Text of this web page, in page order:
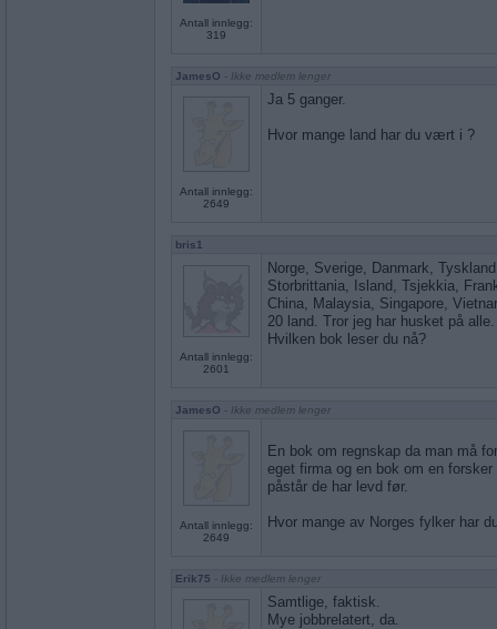
Antall innlegg:
319
JamesO - Ikke medlem lenger
Antall innlegg:
2649
Ja 5 ganger.
Hvor mange land har du vært i ?
bris1
Antall innlegg:
2601
Norge, Sverige, Danmark,
Storbrittania, Island, Tsjekkia,
China, Malaysia, Singapore,
20 land. Tror jeg har husket på alle.
Hvilken bok leser du nå?
JamesO - Ikke medlem lenger
Antall innlegg:
2649
En bok om regnskap da man må
eget firma og en bok om en
påstår de har levd før.
Hvor mange av Norges fylker har
Erik75 - Ikke medlem lenger
Samtlige, faktisk.
Mye jobbrelatert, da.